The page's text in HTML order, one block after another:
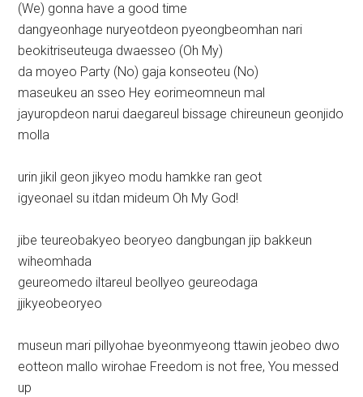
(We) gonna have a good time
dangyeonhage nuryeotdeon pyeongbeomhan nari
beokitriseuteuga dwaesseo (Oh My)
da moyeo Party (No) gaja konseoteu (No)
maseukeu an sseo Hey eorimeomneun mal
jayuropdeon narui daegareul bissage chireuneun geonjido
molla
urin jikil geon jikyeo modu hamkke ran geot
igyeonael su itdan mideum Oh My God!
jibe teureobakyeo beoryeo dangbungan jip bakkeun
wiheomhada
geureomedo iltareul beollyeo geureodaga
jjikyeobeoryeo
museun mari pillyohae byeonmyeong ttawin jeobeo dwo
eotteon mallo wirohae Freedom is not free, You messed
up